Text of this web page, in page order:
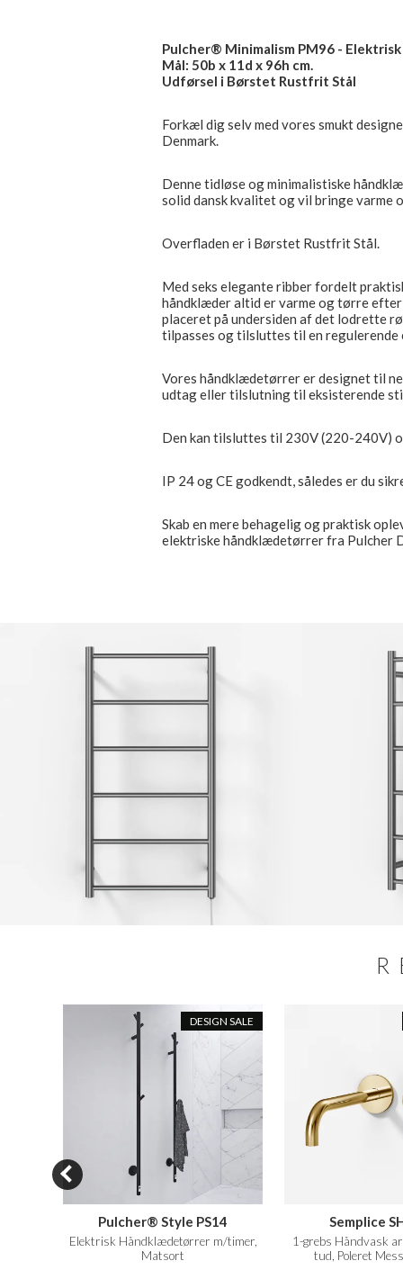
Pulcher® Minimalism PM96 -
Mål: 50b x 11d x 96h cm.
Udførsel i Børstet Rustfrit Stål
Forkæl dig selv med vores smukt
Denmark.
Denne tidløse og minimalistiske
solid dansk kvalitet og vil bringe varme
Overfladen er i Børstet Rustfrit Stål.
Med seks elegante ribber fordelt
håndklæder altid er varme og tørre
placeret på undersiden af det lodrette
tilpasses og tilsluttes til en
Vores håndklædetørrer er designet til
udtag eller tilslutning til eksisterende
Den kan tilsluttes til 230V (220-240V)
IP 24 og CE godkendt, således er du
Skab en mere behagelig og praktisk
elektriske håndklædetørrer fra Pulcher
DESIGN SALE
Pulcher® Style PS14
Elektrisk Håndklædetørrer m/timer,
Matsort
Semplice
1-grebs Håndvask
tud, Poleret